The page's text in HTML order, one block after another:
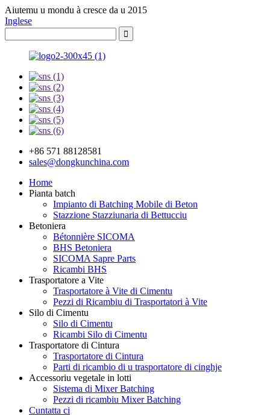
Aiutemu u mondu à cresce da u 2015
Inglese
+86 571 88128581
sales@dongkunchina.com
Home
Pianta batch
Impianto di Batching Mobile di Beton
Stazzione Stazziunaria di Bettucciu
Betoniera
Bétonnière SICOMA
BHS Betoniera
SICOMA Sapre Parts
Ricambi BHS
Trasportatore a Vite
Trasportatore à Vite di Cimentu
Pezzi di Ricambiu di Trasportatori à Vite
Silo di Cimentu
Silo di Cimentu
Ricambi Silo di Cimentu
Trasportatore di Cintura
Trasportatore di Cintura
Parti di ricambio di u trasportatore di cinghje
Accessoriu vegetale in lotti
Sistema di Mixer Batching
Pezzi di ricambiu Mixer Batching
Cuntatta ci